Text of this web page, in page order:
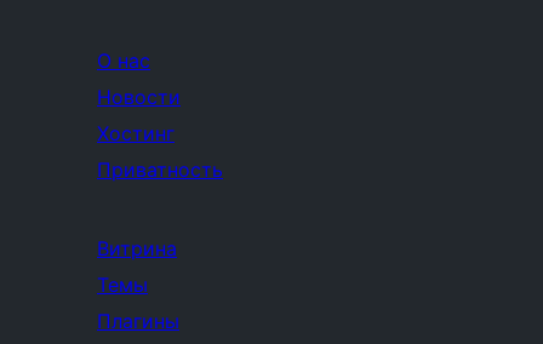
О нас
Новости
Хостинг
Приватность
Витрина
Темы
Плагины